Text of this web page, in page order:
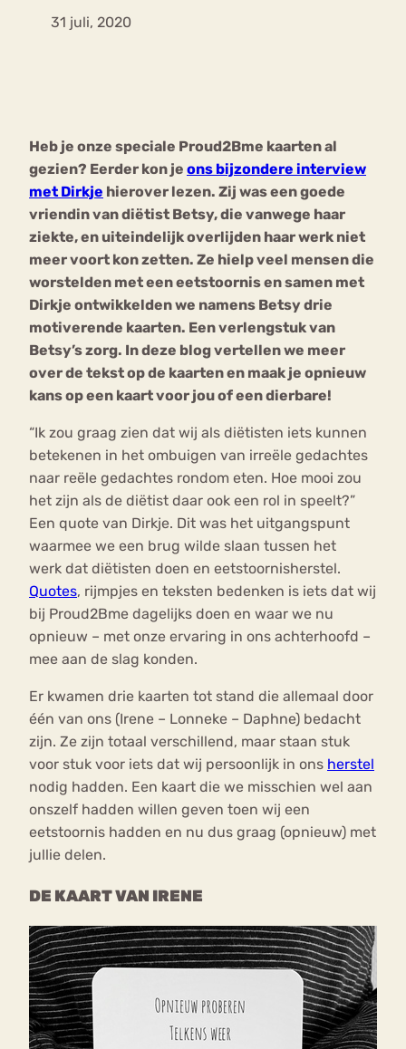
31 juli, 2020
Heb je onze speciale Proud2Bme kaarten al
gezien? Eerder kon je ons bijzondere interview
met Dirkje hierover lezen. Zij was een goede
vriendin van diëtist Betsy, die vanwege haar
ziekte, en uiteindelijk overlijden haar werk niet
meer voort kon zetten. Ze hielp veel mensen die
worstelden met een eetstoornis en samen met
Dirkje ontwikkelden we namens Betsy drie
motiverende kaarten. Een verlengstuk van
Betsy’s zorg. In deze blog vertellen we meer
over de tekst op de kaarten en maak je opnieuw
kans op een kaart voor jou of een dierbare!
“Ik zou graag zien dat wij als diëtisten iets kunnen
betekenen in het ombuigen van irreële gedachtes
naar reële gedachtes rondom eten. Hoe mooi zou
het zijn als de diëtist daar ook een rol in speelt?”
Een quote van Dirkje. Dit was het uitgangspunt
waarmee we een brug wilde slaan tussen het
werk dat diëtisten doen en eetstoornisherstel.
Quotes, rijmpjes en teksten bedenken is iets dat wij
bij Proud2Bme dagelijks doen en waar we nu
opnieuw – met onze ervaring in ons achterhoofd –
mee aan de slag konden.
Er kwamen drie kaarten tot stand die allemaal door
één van ons (Irene – Lonneke – Daphne) bedacht
zijn. Ze zijn totaal verschillend, maar staan stuk
voor stuk voor iets dat wij persoonlijk in ons herstel
nodig hadden. Een kaart die we misschien wel aan
onszelf hadden willen geven toen wij een
eetstoornis hadden en nu dus graag (opnieuw) met
jullie delen.
DE KAART VAN IRENE
Eetbuien Piekeren Sport
Trauma
Afvallen Angst